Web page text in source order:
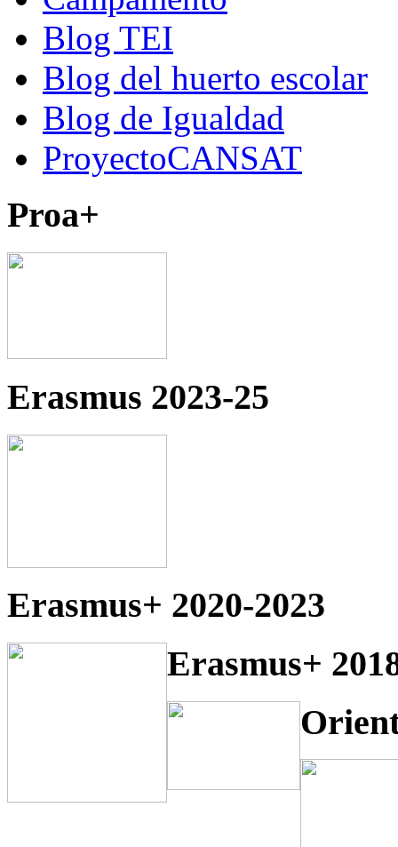
Blog TEI
Blog del huerto escolar
Blog de Igualdad
ProyectoCANSAT
Proa+
Erasmus 2023-25
Erasmus+ 2020-2023
Erasmus+